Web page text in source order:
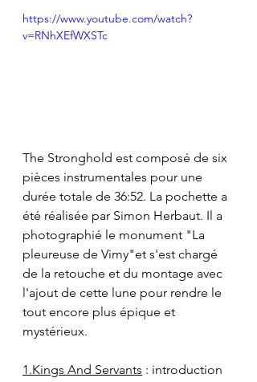
https://www.youtube.com/watch?
v=RNhXEfWXSTc
The Stronghold est composé de six
pièces instrumentales pour une
durée totale de 36:52. La pochette a
été réalisée par Simon Herbaut. Il a
photographié le monument "La
pleureuse de Vimy"et s'est chargé
de la retouche et du montage avec
l'ajout de cette lune pour rendre le
tout encore plus épique et
mystérieux.
1.Kings And Servants : introduction